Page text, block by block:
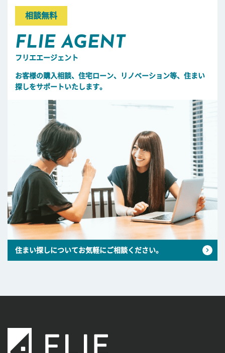
相談無料
FLIE AGENT
フリエエージェント
お客様の購入相談、住宅ローン、リノベーション等、住まい
探しをサポートいたします。
住まい探しについてお気軽にご相談ください。